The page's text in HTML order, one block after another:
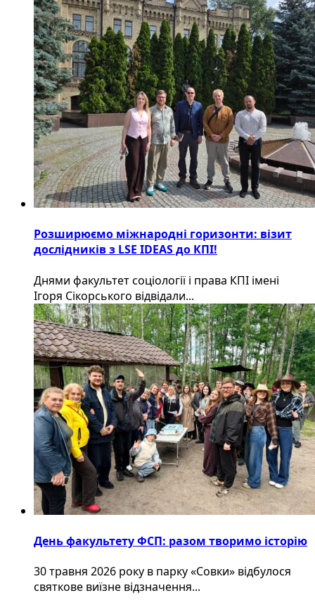
Розширюємо міжнародні горизонти: візит
дослідників з LSE IDEAS до КПІ!
Днями факультет соціології і права КПІ імені
Ігоря Сікорського відвідали...
День факультету ФСП: разом творимо історію
30 травня 2026 року в парку «Совки» відбулося
святкове виїзне відзначення...